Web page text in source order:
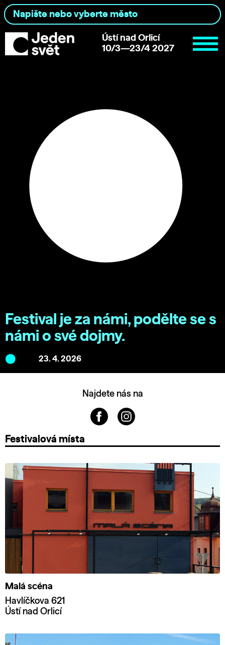
Ústí nad Orlicí
10/3—23/4 2027
Festival je za námi, podělte se s
námi o své dojmy.
23. 4. 2026
Najdete nás na
Festivalová místa
Malá scéna
Havlíčkova 621
Ústí nad Orlicí